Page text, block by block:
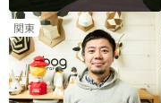
関東